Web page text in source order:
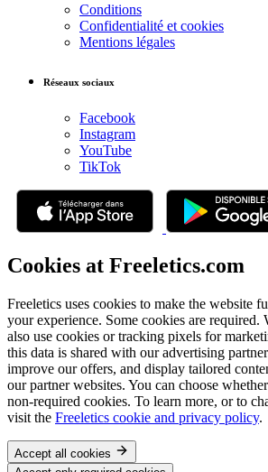
Conditions
Confidentialité et cookies
Mentions légales
Réseaux sociaux
Facebook
Instagram
YouTube
TikTok
Cookies at Freeletics.com
Freeletics uses cookies to make the website
your experience. Some cookies are required.
also use cookies or tracking pixels for
this data is shared with our advertising
improve our offers, and display tailored
our partner websites. You can choose
non-required cookies. To learn more, or to
visit the Freeletics cookie and privacy policy.
Accept all cookies